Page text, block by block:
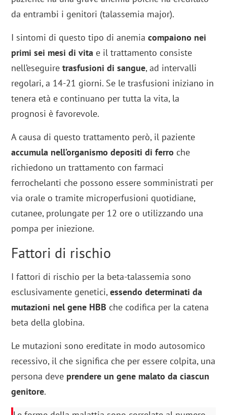
da entrambi i genitori (talassemia major).
I sintomi di questo tipo di anemiacompaiono nei
primi sei mesi di vita e il trattamento consiste
nell’eseguiretrasfusioni di sangue, ad intervalli
regolari, a 14-21 giorni. Se le trasfusioni iniziano in
tenera età e continuano per tutta la vita, la
prognosi è favorevole.
A causa di questo trattamento però, il paziente
accumula nell’organismo depositi di ferro che
richiedono un trattamento con farmaci
ferrochelanti che possono essere somministrati per
via orale o tramite microperfusioni quotidiane,
cutanee, prolungate per 12 ore o utilizzando una
pompa per iniezione.
Fattori di rischio
I fattori di rischio per la beta-talassemia sono
esclusivamente genetici,essendo determinati da
mutazioni nel gene HBB che codifica per la catena
beta della globina.
Le mutazioni sono ereditate in modo autosomico
recessivo, il che significa che per essere colpita, una
persona deve prendere un gene malato da ciascun
genitore.